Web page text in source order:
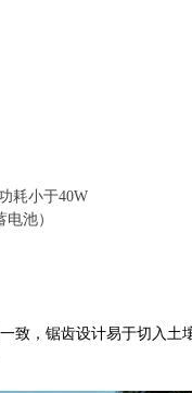
耗小于40W
池）
⼀致 ， 锯齿设计易于切入土